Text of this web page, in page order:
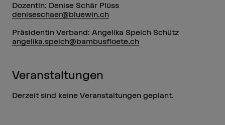
Dozentin: Denise Schär Plüss
deniseschaer@bluewin.ch
Präsidentin Verband: Angelika Speich Schütz
angelika.speich@bambusfloete.ch
Veranstaltungen
Derzeit sind keine Veranstaltungen geplant.